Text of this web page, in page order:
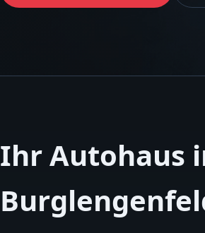
Ihr Autohaus